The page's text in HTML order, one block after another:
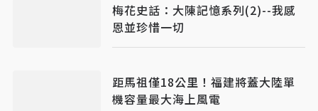
梅花史話：大陳記憶系列(2)--我感
恩並珍惜一切
距馬祖僅18公里！福建將蓋大陸單
機容量最大海上風電